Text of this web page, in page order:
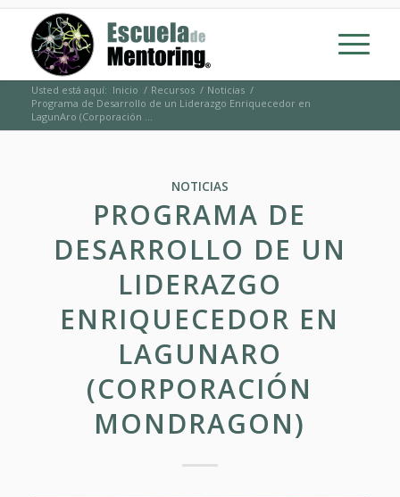
Usted está aquí: Inicio / Recursos / Noticias /
Programa de Desarrollo de un Liderazgo Enriquecedor en
LagunAro (Corporación ...
NOTICIAS
PROGRAMA DE
DESARROLLO DE UN
LIDERAZGO
ENRIQUECEDOR EN
LAGUNARO
(CORPORACIÓN
MONDRAGON)